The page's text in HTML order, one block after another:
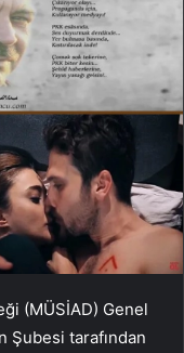
(MÜSİAD) Genel
Şubesi tarafından